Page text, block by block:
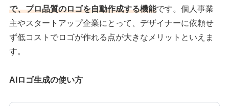
で、プロ品質のロゴを自動作成する機能です。個人事業
主やスタートアップ企業にとって、デザイナーに依頼せ
ず低コストでロゴが作れる点が大きなメリットといえま
す。
AIロゴ生成の使い方